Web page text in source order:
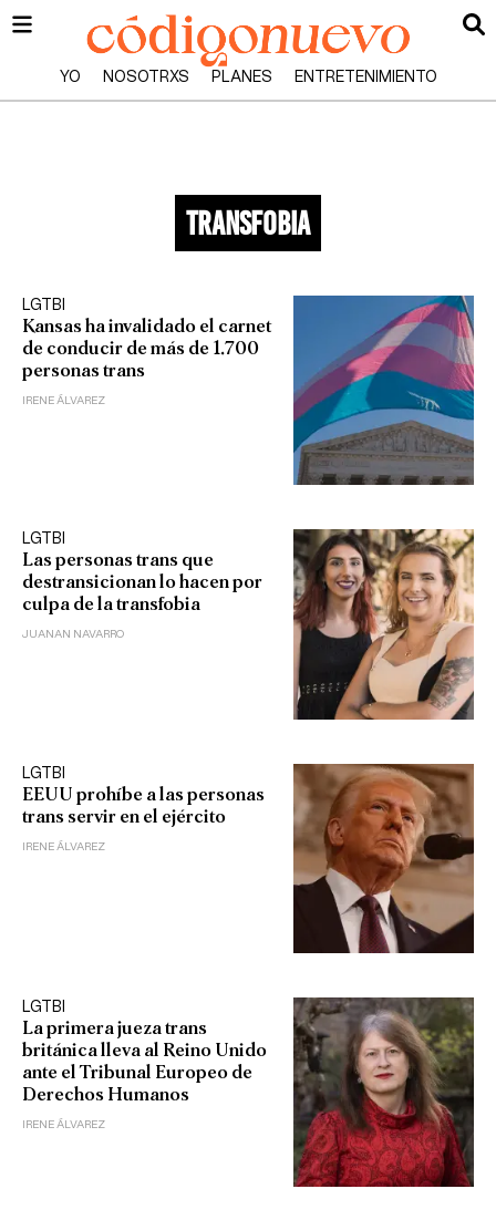
YO NOSOTRXS PLANES ENTRETENIMIENTO
transfobia
LGTBI
Kansas ha invalidado el carnet
de conducir de más de 1.700
personas trans
IRENE ÁLVAREZ
LGTBI
Las personas trans que
destransicionan lo hacen por
culpa de la transfobia
JUANAN NAVARRO
LGTBI
EEUU prohíbe a las personas
trans servir en el ejército
IRENE ÁLVAREZ
LGTBI
La primera jueza trans
británica lleva al Reino Unido
ante el Tribunal Europeo de
Derechos Humanos
IRENE ÁLVAREZ